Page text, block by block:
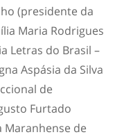
(presidente da
Maria Rodrigues
Letras do Brasil –
Aspásia da Silva
de
Furtado
Maranhense de